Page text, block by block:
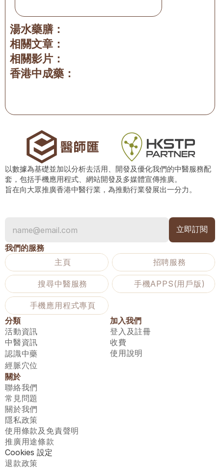
湯水藥膳：
相關文章：
相關影片：
香港中成藥：
以數據為基礎並加以分析去活用、開發及優化我們的中醫服務配
套，包括手機應用程式、網站開發及多媒體宣傳推廣。
旨在向大眾推廣香港中醫行業，為推動行業發展出一分力。
我們的服務
主頁
招聘服務
搜尋中醫服務 手機APPS(用戶版)
手機應用程式專頁
分類
活動資訊
中醫資訊
認識中藥
經脈穴位
加入我們
登入及註冊
收費
使用說明
關於
聯絡我們
常見問題
關於我們
隱私政策
使用條款及免責聲明
推廣用途條款
Cookies 設定
退款政策